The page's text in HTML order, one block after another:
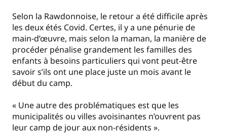
Selon la Rawdonnoise, le retour a été difficile après
les deux étés Covid. Certes, il y a une pénurie de
main-d’œuvre, mais selon la maman, la manière de
procéder pénalise grandement les familles des
enfants à besoins particuliers qui vont peut-être
savoir s’ils ont une place juste un mois avant le
début du camp.
« Une autre des problématiques est que les
municipalités ou villes avoisinantes n’ouvrent pas
leur camp de jour aux non-résidents ».